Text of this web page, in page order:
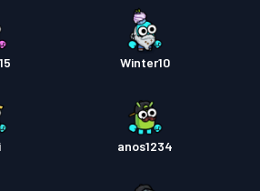
Winter10
anos1234